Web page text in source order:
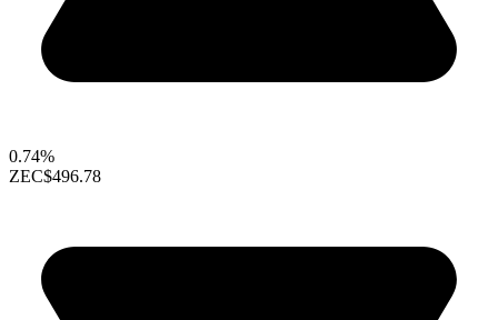
0.74%
ZEC$496.78